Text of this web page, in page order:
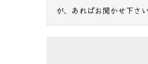
が、あればお聞かせ下さい